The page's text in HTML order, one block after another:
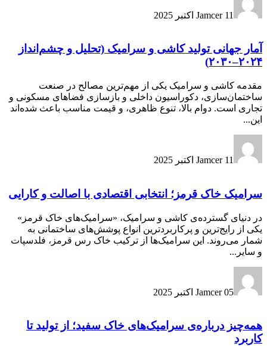
Jamcer 11 اکتبر 2025
آمار جهانی تولید کاشی و سرامیک (تحلیل و چشم‌انداز
۲۰۲۴–۲۰۳۰)
مقدمه کاشی و سرامیک یکی از مهم‌ترین مصالح در صنعت
ساختمان‌سازی، دکوراسیون داخلی و بازسازی فضاهای مسکونی و
تجاری است. دوام بالا، تنوع ظاهری، و قیمت مناسب باعث شده‌اند
این...
Jamcer 11 اکتبر 2025
سرامیک خاک قرمز؛ انتخابی اقتصادی با اصالت و کارایی
در دنیای گسترده‌ی کاشی و سرامیک، «سرامیک‌های خاک قرمز»
یکی از رایج‌ترین و پرکاربردترین انواع پوشش‌های ساختمانی به
شمار می‌روند. این سرامیک‌ها از ترکیب خاک رس قرمز، فلدسپات
و سایر...
Jamcer 05 اکتبر 2025
همه‌چیز درباره‌ی سرامیک‌های خاک سفید؛ از تولید تا
کاربرد